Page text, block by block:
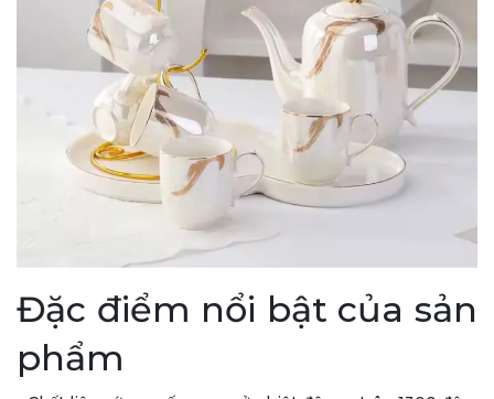
Đặc điểm nổi bật của sản
phẩm